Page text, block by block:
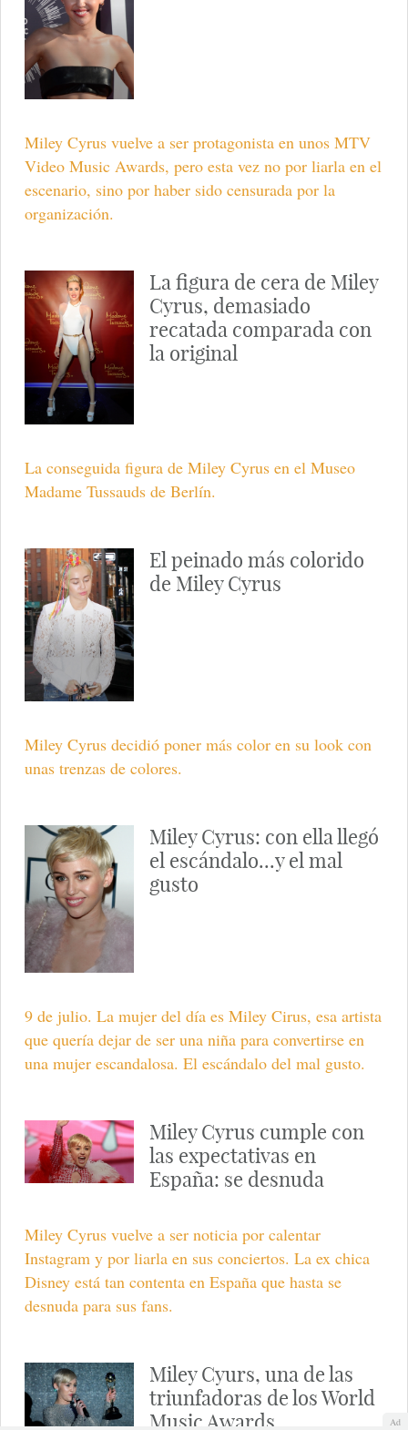
Miley Cyrus vuelve a ser protagonista en unos MTV
Video Music Awards, pero esta vez no por liarla en el
escenario, sino por haber sido censurada por la
organización.
La figura de cera de Miley
Cyrus, demasiado
recatada comparada con
la original
La conseguida figura de Miley Cyrus en el Museo
Madame Tussauds de Berlín.
El peinado más colorido
de Miley Cyrus
Miley Cyrus decidió poner más color en su look con
unas trenzas de colores.
Miley Cyrus: con ella llegó
el escándalo...y el mal
gusto
9 de julio. La mujer del día es Miley Cirus, esa artista
que quería dejar de ser una niña para convertirse en
una mujer escandalosa. El escándalo del mal gusto.
Miley Cyrus cumple con
las expectativas en
España: se desnuda
Miley Cyrus vuelve a ser noticia por calentar
Instagram y por liarla en sus conciertos. La ex chica
Disney está tan contenta en España que hasta se
desnuda para sus fans.
Miley Cyurs, una de las
triunfadoras de los World
Music Awards
Ad